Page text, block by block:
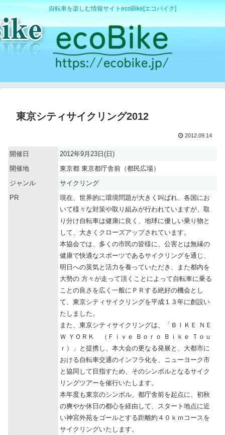
自転車を楽しむ情報サイトecoBike[エコバイク]
東京シティサイクリング2012
2012.09.14
開催日
2012年9月23日(日)
開催地
東京都 東京都庁舎前（都民広場）
ジャンル
サイクリング
PR
現在、世界的に環境問題が大きく叫ばれ、各国にお
いて様々な対策や取り組みが行われていますが、取
り分け自転車は健康に良く、地球に優しい乗り物と
して、大きくクローズアップされています。
本協会では、多くの市民の皆様に、公害とは無縁の
健康で快適なスポーツであるサイクリングを通じ、
明日への英気と活力を養っていただき、また都内を
大勢の 方々が走って頂くことによって自転車に乗る
ことの良さを広く一般にＰＲする絶好の機会とし
て、東京シティサイクリングを平成１３年に創設い
たしました。
また、東京シティサイクリングは、「ＢＩＫＥ ＮＥ
Ｗ ＹＯＲＫ （Ｆｉｖｅ Ｂｏｒｏ Ｂｉｋｅ Ｔｏｕ
ｒ）」と提携し、本大会の更なる発展と、大都市に
おける自転車交通のインフラ化を、ニューヨーク市
と協同して目指すため、そのシンボルとなるサイク
リングツアーを催行いたします。
本年度も東京のシンボル、都庁舎前を起点に、初秋
の爽やか休日の都心を経由して、スタート地点に近
い神宮外苑をゴールとする距離約４０ｋｍコースを
サイクリングいたします。